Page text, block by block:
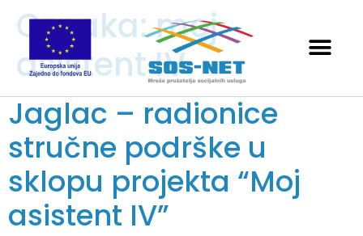
Oznaka:moj
asistent IV
Jaglac – radionice
stručne podrške u
sklopu projekta “Moj
asistent IV”